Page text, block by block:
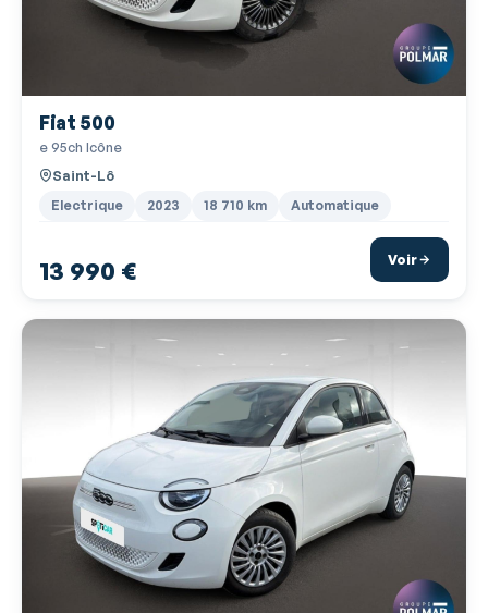
Interface Media
Lampe de coffre
Limiteur de vitesse
Miroir de courtoisie passager éclairé
Phares antibrouillard
Poches d'aumonières
Pommeau de levier vitesse en cuir
Prise 12V
Prise auxiliaire de connexion audio
Prise USB
Radar de stationnement AR
Fiat 500
e 95ch Icône
Saint-Lô
Electrique 2023 18 710 km Automatique
13 990 € Voir